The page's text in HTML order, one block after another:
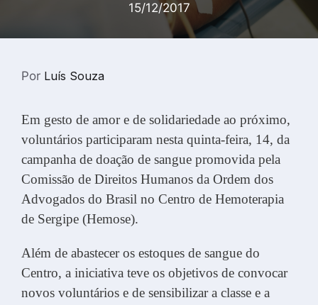
15/12/2017
Por Luís Souza
Em gesto de amor e de solidariedade ao próximo,
voluntários participaram nesta quinta-feira, 14, da
campanha de doação de sangue promovida pela
Comissão de Direitos Humanos da Ordem dos
Advogados do Brasil no Centro de Hemoterapia
de Sergipe (Hemose).
Além de abastecer os estoques de sangue do
Centro, a iniciativa teve os objetivos de convocar
novos voluntários e de sensibilizar a classe e a